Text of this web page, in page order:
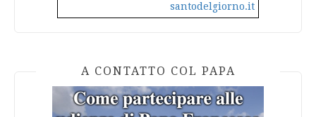
santodelgiorno.it
A CONTATTO COL PAPA